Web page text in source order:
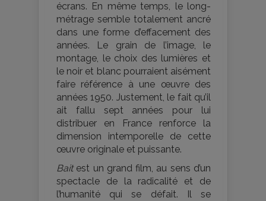
écrans. En même temps, le long-
métrage semble totalement ancré
dans une forme d’effacement des
années. Le grain de l’image, le
montage, le choix des lumières et
le noir et blanc pourraient aisément
faire référence à une œuvre des
années 1950. Justement, le fait qu’il
ait fallu sept années pour lui
distribuer en France renforce la
dimension intemporelle de cette
œuvre originale et puissante.
Baitest un grand film, au sens d’un
spectacle de la radicalité et de
l’humanité qui se défait. Il se